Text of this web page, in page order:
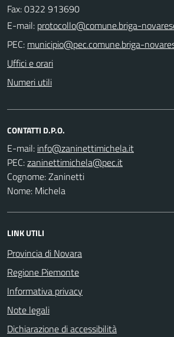
Fax: 0322 913690
E-mail:
PEC:
Uffici e orari
Numeri utili
CONTATTI D.P.O.
E-mail:
PEC:
Cognome: Zaninetti
Nome: Michela
LINK UTILI
Provincia di Novara
Regione Piemonte
Informativa privacy
Note legali
Dichiarazione di accessibilità